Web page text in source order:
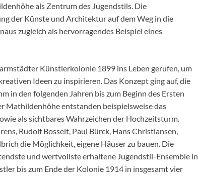
als Zentrum des Jugendstils. Die
der Künste und Architektur auf dem Weg in die
zugleich als hervorragendes Beispiel eines
Künstlerkolonie 1899 ins Leben gerufen, um
Ideen zu inspirieren. Das Konzept ging auf, die
in den folgenden Jahren bis zum Beginn des Ersten
Mathildenhöhe entstanden beispielsweise das
als sichtbares Wahrzeichen der Hochzeitsturm.
Rudolf Bosselt, Paul Bürck, Hans Christiansen,
die Möglichkeit, eigene Häuser zu bauen. Die
und wertvollste erhaltene Jugendstil-Ensemble in
bis zum Ende der Kolonie 1914 in insgesamt vier